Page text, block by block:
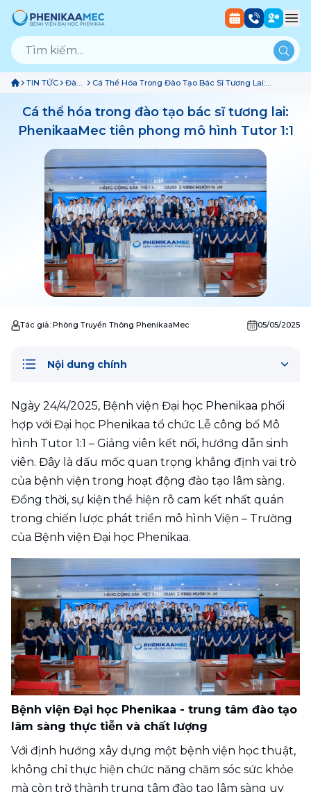
TIN TỨC
Đào
Tạo
Cá Thể Hóa Trong Đào Tạo Bác Sĩ Tương Lai:
Cá thể hóa trong đào tạo bác sĩ tương lai:
PhenikaaMec tiên phong mô hình Tutor 1:1
Tác giả: Phòng Truyền Thông PhenikaaMec 05/05/2025
Nội dung chính
Ngày 24/4/2025, Bệnh viện Đại học Phenikaa phối
hợp với Đại học Phenikaa tổ chức Lễ công bố Mô
hình Tutor 1:1 – Giảng viên kết nối, hướng dẫn sinh
viên. Đây là dấu mốc quan trọng khẳng định vai trò
của bệnh viện trong hoạt động đào tạo lâm sàng.
Đồng thời, sự kiện thể hiện rõ cam kết nhất quán
trong chiến lược phát triển mô hình Viện – Trường
của Bệnh viện Đại học Phenikaa.
Bệnh viện Đại học Phenikaa - trung tâm đào tạo
lâm sàng thực tiễn và chất lượng
Với định hướng xây dựng một bệnh viện học thuật,
không chỉ thực hiện chức năng chăm sóc sức khỏe
mà còn trở thành trung tâm đào tạo lâm sàng uy